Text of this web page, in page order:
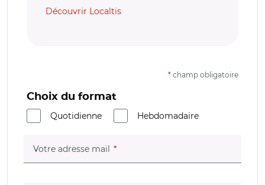
Découvrir Localtis
* champ obligatoire
Choix du format
Quotidienne
Hebdomadaire
Votre adresse mail (champ obligatoire)